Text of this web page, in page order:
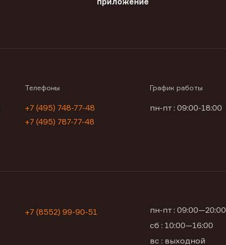
Телефоны
+7 (495) 748-77-48
+7 (495) 787-77-48
График работы
пн-пт : 09:00-18:00
+7 (8552) 99-90-51
пн-пт : 09:00—20:00
сб : 10:00—16:00
вс : выходной